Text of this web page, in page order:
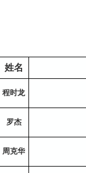
姓名
程时龙
罗杰
周克华